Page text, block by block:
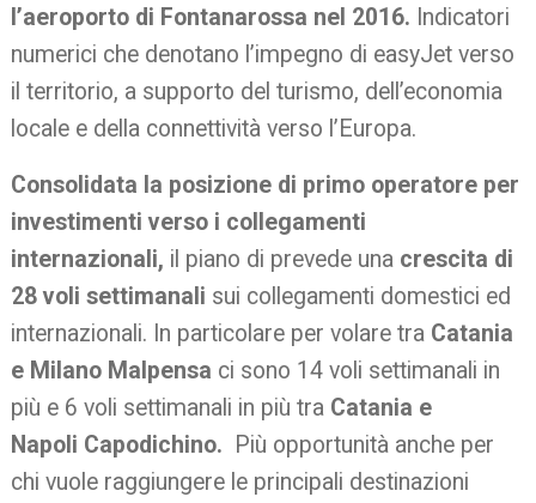
l’aeroporto di Fontanarossa nel 2016. Indicatori
numerici che denotano l’impegno di easyJet verso
il territorio, a supporto del turismo, dell’economia
locale e della connettività verso l’Europa.
Consolidata la posizione di primo operatore per
investimenti verso i collegamenti
internazionali, il piano di prevede una crescita di
28 voli settimanali sui collegamenti domestici ed
internazionali. In particolare per volare tra Catania
e Milano Malpensa ci sono 14 voli settimanali in
più e 6 voli settimanali in più tra Catania e
Napoli Capodichino.
Più opportunità anche per
chi vuole raggiungere le principali destinazioni